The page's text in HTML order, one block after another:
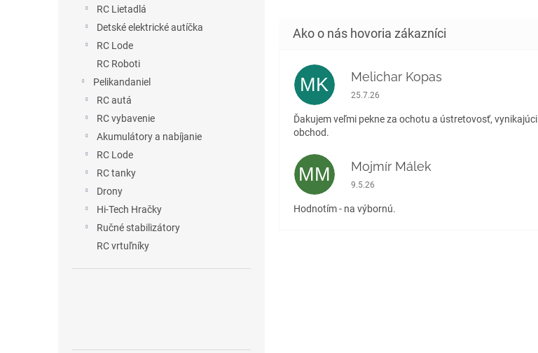
RC Lietadlá
Detské elektrické autíčka
RC Lode
RC Roboti
Pelikandaniel
RC autá
RC vybavenie
Akumulátory a nabíjanie
RC Lode
RC tanky
Drony
Hi-Tech Hračky
Ručné stabilizátory
RC vrtuľníky
MK Melichar Kopas
Hodnotenie obchodu je 5 z 5 hviezdičiek.
25.7.26
Ďakujem veľmi pekne za ochotu a ústretovosť, vynikajúci
obchod.
MM Mojmír Málek
Hodnotenie obchodu je 5 z 5 hviezdičiek.
9.5.26
Hodnotím - na výbornú.